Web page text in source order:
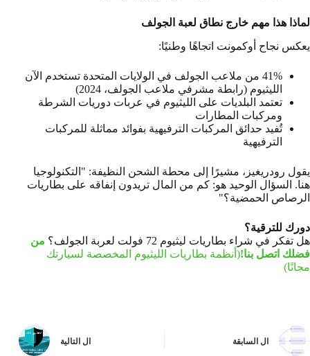
لماذا هذا مهم خارج نطاق لعبة الجولف
يعكس نجاح أوكمونت اتجاهًا وطنيًا:
41% من ملاعب الجولف في الولايات المتحدة تستخدم الآن
الليثيوم (رابطة مشرفي ملاعب الجولف، 2024)
تعتمد البلديات على الليثيوم في عربات دوريات الشرطة
ومركبات المطارات
تُفيد حدائق المركبات الترفيهية بفوائد مماثلة للمركبات
الترفيهية
يقول رودريغيز، مشيرًا إلى محطة الشحن النظيفة: "التكنولوجيا
هنا. السؤال الوحيد هو: كم من المال تريدون إنفاقه على بطاريات
الرصاص الحمضية؟"
دورك للترقية؟
هل تفكر في شراء بطاريات ليثيوم 72 فولت لعربة الجولف؟
من
فضلك اتصل بنا!(أنظمة بطاريات الليثيوم المخصصة لسيارتك
مجانًا)
ال السابقة ال التالية